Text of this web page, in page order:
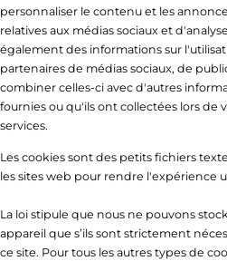
personnaliser le contenu et les
relatives aux médias sociaux et
également des informations sur
partenaires de médias sociaux, de
combiner celles-ci avec d'autres
fournies ou qu'ils ont collectées lors de
services.
Les cookies sont des petits fichiers
les sites web pour rendre l'expérience
La loi stipule que nous ne pouvons
appareil que s’ils sont strictement
ce site. Pour tous les autres types de